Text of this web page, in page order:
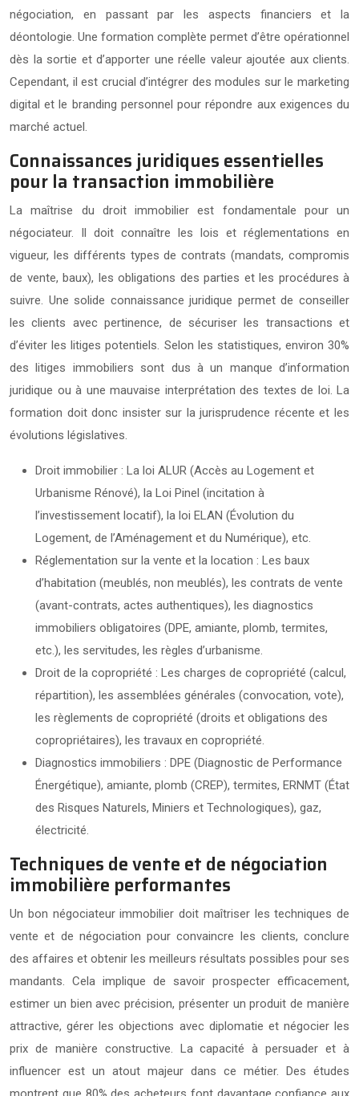
négociation, en passant par les aspects financiers et la
déontologie. Une formation complète permet d’être opérationnel
dès la sortie et d’apporter une réelle valeur ajoutée aux clients.
Cependant, il est crucial d’intégrer des modules sur le marketing
digital et le branding personnel pour répondre aux exigences du
marché actuel.
Connaissances juridiques essentielles
pour la transaction immobilière
La maîtrise du droit immobilier est fondamentale pour un
négociateur. Il doit connaître les lois et réglementations en
vigueur, les différents types de contrats (mandats, compromis
de vente, baux), les obligations des parties et les procédures à
suivre. Une solide connaissance juridique permet de conseiller
les clients avec pertinence, de sécuriser les transactions et
d’éviter les litiges potentiels. Selon les statistiques, environ 30%
des litiges immobiliers sont dus à un manque d’information
juridique ou à une mauvaise interprétation des textes de loi. La
formation doit donc insister sur la jurisprudence récente et les
évolutions législatives.
Droit immobilier : La loi ALUR (Accès au Logement et
Urbanisme Rénové), la Loi Pinel (incitation à
l’investissement locatif), la loi ELAN (Évolution du
Logement, de l’Aménagement et du Numérique), etc.
Réglementation sur la vente et la location : Les baux
d’habitation (meublés, non meublés), les contrats de vente
(avant-contrats, actes authentiques), les diagnostics
immobiliers obligatoires (DPE, amiante, plomb, termites,
etc.), les servitudes, les règles d’urbanisme.
Droit de la copropriété : Les charges de copropriété (calcul,
répartition), les assemblées générales (convocation, vote),
les règlements de copropriété (droits et obligations des
copropriétaires), les travaux en copropriété.
Diagnostics immobiliers : DPE (Diagnostic de Performance
Énergétique), amiante, plomb (CREP), termites, ERNMT (État
des Risques Naturels, Miniers et Technologiques), gaz,
électricité.
Techniques de vente et de négociation
immobilière performantes
Un bon négociateur immobilier doit maîtriser les techniques de
vente et de négociation pour convaincre les clients, conclure
des affaires et obtenir les meilleurs résultats possibles pour ses
mandants. Cela implique de savoir prospecter efficacement,
estimer un bien avec précision, présenter un produit de manière
attractive, gérer les objections avec diplomatie et négocier les
prix de manière constructive. La capacité à persuader et à
influencer est un atout majeur dans ce métier. Des études